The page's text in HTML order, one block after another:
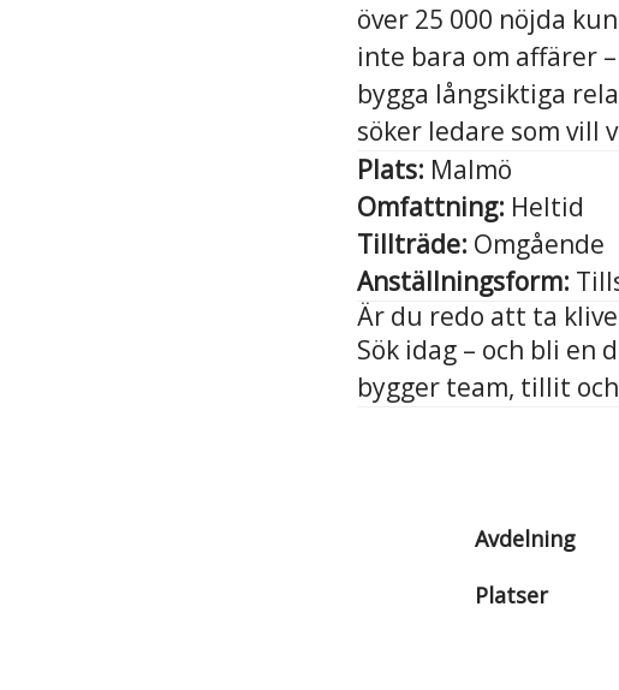
över 25 000 nöjda
inte bara om affärer
bygga långsiktiga
söker ledare som vill
Plats: Malmö
Omfattning: Heltid
Tillträde: Omgående
Anställningsform:
Är du redo att ta
Sök idag – och bli en
bygger team, tillit
Avdelning
Platser